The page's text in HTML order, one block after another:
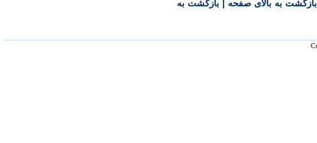
بازگشت به بالای صفحه بازگشت به